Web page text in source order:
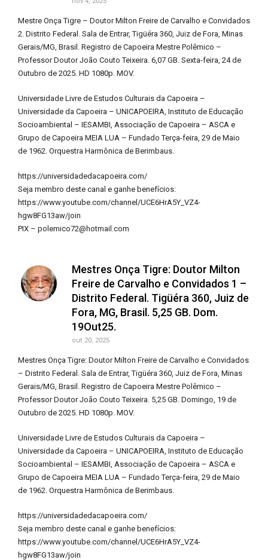
Mestre Onça Tigre – Doutor Milton Freire de Carvalho e Convidados
2. Distrito Federal. Sala de Entrar, Tigüéra 360, Juiz de Fora, Minas
Gerais/MG, Brasil. Registro de Capoeira Mestre Polêmico –
Professor Doutor João Couto Teixeira. 6,07 GB. Sexta-feira, 24 de
Outubro de 2025. HD 1080p. MOV.
Universidade Livre de Estudos Culturais da Capoeira –
Universidade da Capoeira – UNICAPOEIRA, Instituto de Educação
Socioambiental – IESAMBI, Associação de Capoeira – ASCA e
Grupo de Capoeira MEIA LUA – Fundado Terça-feira, 29 de Maio
de 1962. Orquestra Harmônica de Berimbaus.
https://universidadedacapoeira.com/
Seja membro deste canal e ganhe benefícios:
https://www.youtube.com/channel/UCE6HrA5Y_VZ4-
hgw8FG13aw/join
PIX – polemico72@hotmail.com
Mestres Onça Tigre: Doutor Milton
Freire de Carvalho e Convidados 1 –
Distrito Federal. Tigüéra 360, Juiz de
Fora, MG, Brasil. 5,25 GB. Dom.
19Out25.
out 20, 2025
Mestres Onça Tigre: Doutor Milton Freire de Carvalho e Convidados
– Distrito Federal. Sala de Entrar, Tigüéra 360, Juiz de Fora, Minas
Gerais/MG, Brasil. Registro de Capoeira Mestre Polêmico –
Professor Doutor João Couto Teixeira. 5,25 GB. Domingo, 19 de
Outubro de 2025. HD 1080p. MOV.
Universidade Livre de Estudos Culturais da Capoeira –
Universidade da Capoeira – UNICAPOEIRA, Instituto de Educação
Socioambiental – IESAMBI, Associação de Capoeira – ASCA e
Grupo de Capoeira MEIA LUA – Fundado Terça-feira, 29 de Maio
de 1962. Orquestra Harmônica de Berimbaus.
https://universidadedacapoeira.com/
Seja membro deste canal e ganhe benefícios:
https://www.youtube.com/channel/UCE6HrA5Y_VZ4-
hgw8FG13aw/join